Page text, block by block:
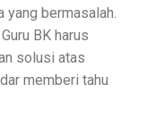
yang bermasalah.
BK harus
solusi atas
memberi tahu